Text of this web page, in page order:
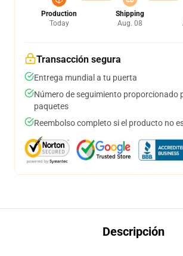
Production
Today
Shipping
Aug. 08
Transacción segura
Entrega mundial a tu puerta
Número de seguimiento proporcionado
paquetes
Reembolso completo si el producto no
Descripción